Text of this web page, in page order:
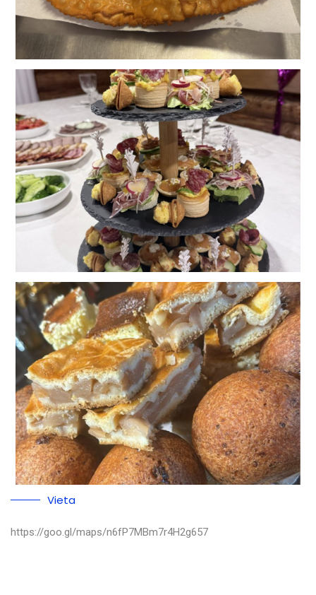
Vieta
https://goo.gl/maps/n6fP7MBm7r4H2g657